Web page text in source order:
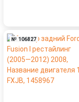
№ 106827